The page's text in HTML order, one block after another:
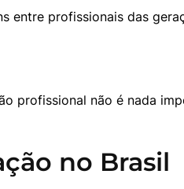
entre profissionais das
profissional não é nada
no Brasil